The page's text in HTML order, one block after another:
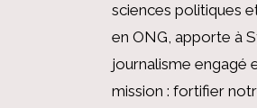
sciences politiques
en ONG, apporte à
journalisme engagé
mission : fortifier